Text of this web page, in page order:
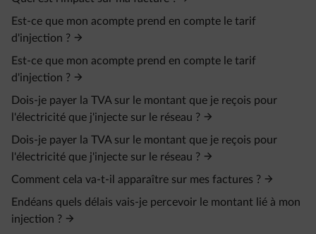
Est-ce que mon acompte prend en compte le tarif
d'injection ?
Est-ce que mon acompte prend en compte le tarif
d'injection ?
Dois-je payer la TVA sur le montant que je reçois pour
l'électricité que j'injecte sur le réseau ?
Dois-je payer la TVA sur le montant que je reçois pour
l'électricité que j'injecte sur le réseau ?
Comment cela va-t-il apparaître sur mes factures ?
Endéans quels délais vais-je percevoir le montant lié à mon
injection ?